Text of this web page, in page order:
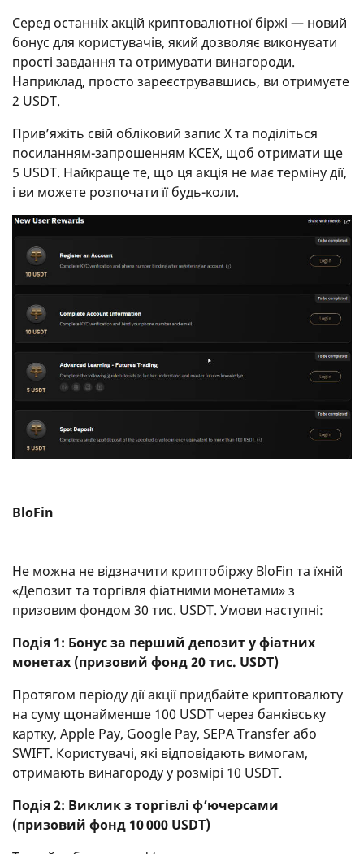
Серед останніх акцій криптовалютної біржі — новий
бонус для користувачів, який дозволяє виконувати
прості завдання та отримувати винагороди.
Наприклад, просто зареєструвавшись, ви отримуєте
2 USDT.
Прив’яжіть свій обліковий запис X та поділіться
посиланням-запрошенням KCEX, щоб отримати ще
5 USDT. Найкраще те, що ця акція не має терміну дії,
і ви можете розпочати її будь-коли.
BloFin
Не можна не відзначити криптобіржу BloFin та їхній
«Депозит та торгівля фіатними монетами» з
призовим фондом 30 тис. USDT. Умови наступні:
Подія 1: Бонус за перший депозит у фіатних
монетах (призовий фонд 20 тис. USDT)
Протягом періоду дії акції придбайте криптовалюту
на суму щонайменше 100 USDT через банківську
картку, Apple Pay, Google Pay, SEPA Transfer або
SWIFT. Користувачі, які відповідають вимогам,
отримають винагороду у розмірі 10 USDT.
Подія 2: Виклик з торгівлі ф’ючерсами
(призовий фонд 10 000 USDT)